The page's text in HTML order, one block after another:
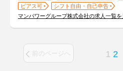
ピアス可
シフト自由・自己申告
マンパワーグループ株式会社の求人一覧を
前のページへ 1 2